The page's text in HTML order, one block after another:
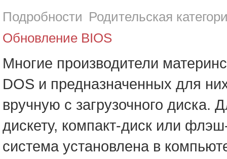
Подробности Родительская
Обновление BIOS
Многие производители
DOS и предназначенных для
вручную с загрузочного
дискету, компакт-диск или
система установлена в